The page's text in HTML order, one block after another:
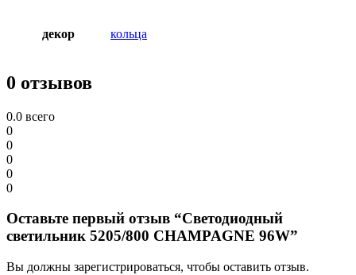
декор кольца
0 отзывов
0.0 всего
0
0
0
0
0
Оставьте первый отзыв “Светодиодный
светильник 5205/800 CHAMPAGNE 96W”
Вы должны зарегистрироваться, чтобы оставить отзыв.